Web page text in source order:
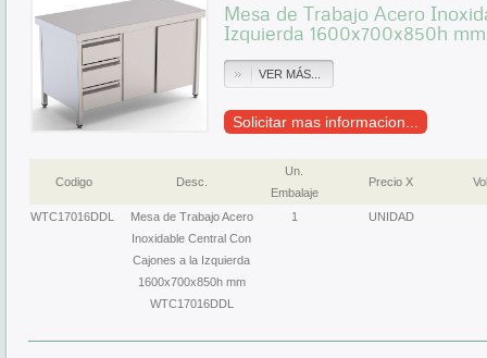
Mesa de Trabajo Acero
Izquierda 1600x700x850h mm
VER MÁS...
Solicitar mas informacion...
Codigo Desc.
Un.
Embalaje
Precio X
WTC17016DDL
Mesa de Trabajo Acero
Inoxidable Central Con
Cajones a la Izquierda
1600x700x850h mm
WTC17016DDL
1 UNIDAD